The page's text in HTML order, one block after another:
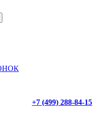
+7 (499) 288-84-15